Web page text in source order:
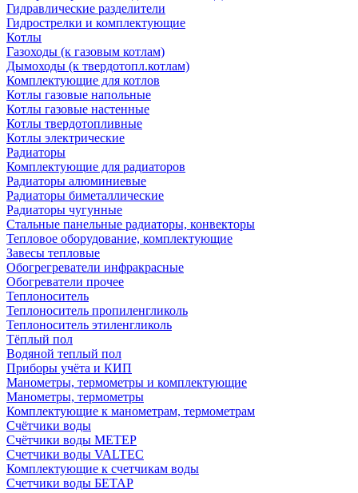
Гидравлические разделители
Гидрострелки и комплектующие
Котлы
Газоходы (к газовым котлам)
Дымоходы (к твердотопл.котлам)
Комплектующие для котлов
Котлы газовые напольные
Котлы газовые настенные
Котлы твердотопливные
Котлы электрические
Радиаторы
Комплектующие для радиаторов
Радиаторы алюминиевые
Радиаторы биметаллические
Радиаторы чугунные
Стальные панельные радиаторы, конвекторы
Тепловое оборудование, комплектующие
Завесы тепловые
Обогрегреватели инфракрасные
Обогреватели прочее
Теплоноситель
Теплоноситель пропиленгликоль
Теплоноситель этиленгликоль
Тёплый пол
Водяной теплый пол
Приборы учёта и КИП
Манометры, термометры и комплектующие
Манометры, термометры
Комплектующие к манометрам, термометрам
Счётчики воды
Счётчики воды МЕТЕР
Счетчики воды VALTEC
Комплектующие к счетчикам воды
Счетчики воды БЕТАР